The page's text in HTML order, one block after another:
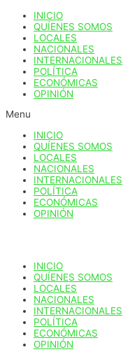
contenido
INICIO
QUÍENES SOMOS
LOCALES
NACIONALES
INTERNACIONALES
POLÍTICA
ECONÓMICAS
OPINIÓN
Menu
INICIO
QUÍENES SOMOS
LOCALES
NACIONALES
INTERNACIONALES
POLÍTICA
ECONÓMICAS
OPINIÓN
INICIO
QUÍENES SOMOS
LOCALES
NACIONALES
INTERNACIONALES
POLÍTICA
ECONÓMICAS
OPINIÓN